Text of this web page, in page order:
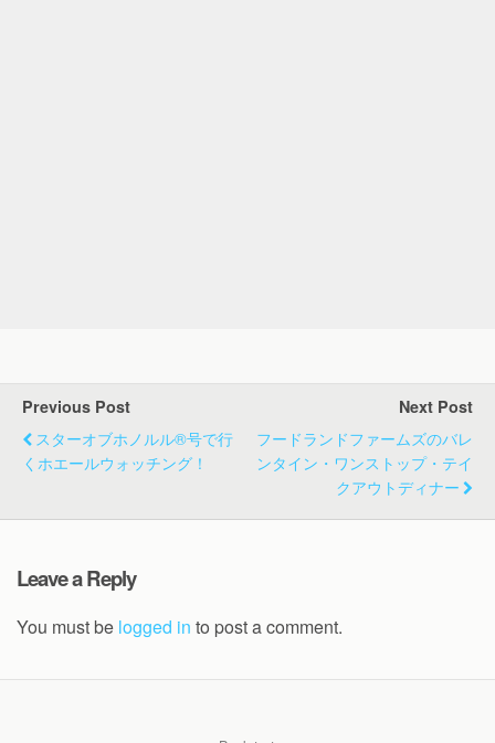
Previous Post
スターオブホノルル®号で行
くホエールウォッチング！
Next Post
フードランドファームズのバレ
ンタイン・ワンストップ・テイ
クアウトディナー
Leave a Reply
You must be logged in to post a comment.